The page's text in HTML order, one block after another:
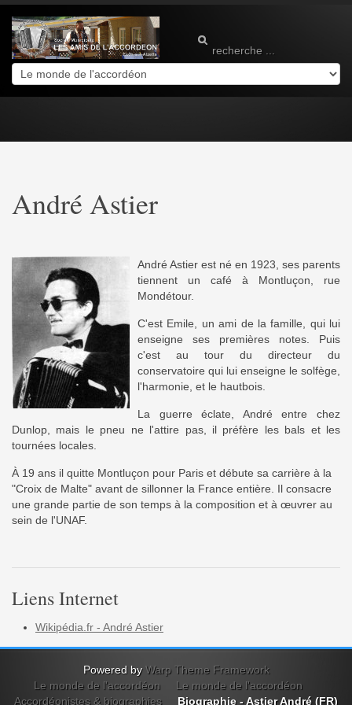
André Astier
André Astier est né en 1923, ses parents
tiennent un café à Montluçon, rue
Mondétour.
C'est Emile, un ami de la famille, qui lui
enseigne ses premières notes. Puis
c'est au tour du directeur du
conservatoire qui lui enseigne le solfège,
l'harmonie, et le hautbois.
La guerre éclate, André entre chez
Dunlop, mais le pneu ne l'attire pas, il préfère les bals et les
tournées locales.
À 19 ans il quitte Montluçon pour Paris et débute sa carrière à la
"Croix de Malte" avant de sillonner la France entière. Il consacre
une grande partie de son temps à la composition et à œuvrer au
sein de l'UNAF.
Liens Internet
Wikipédia.fr - André Astier
Powered byWarp Theme Framework
Le monde de l'accordéon
Le monde de l'accordéon
Accordéonistes & biographies
Biographie - Astier André (FR)